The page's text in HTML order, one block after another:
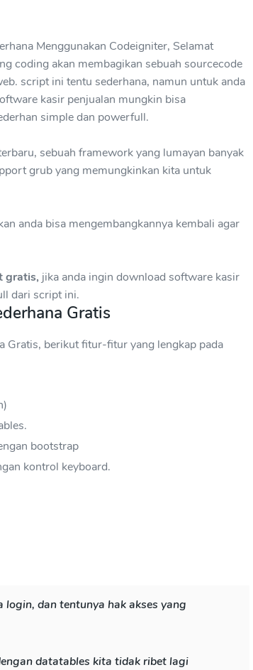
Menggunakan Codeigniter, Selamat
coding akan membagikan sebuah sourcecode
script ini tentu sederhana, namun untuk anda
kasir penjualan mungkin bisa
simple dan powerfull.
sebuah framework yang lumayan banyak
grub yang memungkinkan kita untuk
anda bisa mengembangkannya kembali agar
gratis, jika anda ingin download software kasir
dari script ini.
Gratis
Gratis, berikut fitur-fitur yang lengkap pada
bootstrap
kontrol keyboard.
dan tentunya hak akses yang
datatables kita tidak ribet lagi